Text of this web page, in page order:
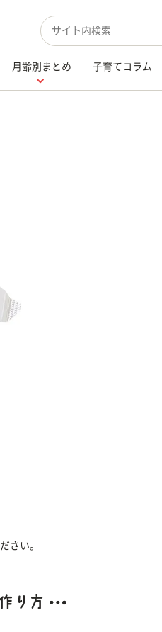
検索キーワード入力
月齢別まとめ 子育てコラム
さい。